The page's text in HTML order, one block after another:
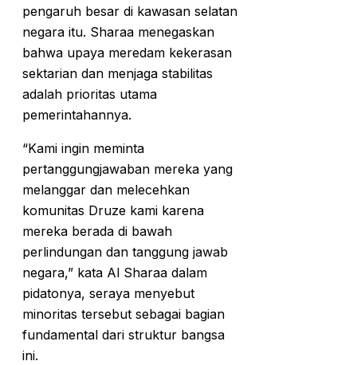
pengaruh besar di kawasan selatan
negara itu. Sharaa menegaskan
bahwa upaya meredam kekerasan
sektarian dan menjaga stabilitas
adalah prioritas utama
pemerintahannya.
“Kami ingin meminta
pertanggungjawaban mereka yang
melanggar dan melecehkan
komunitas Druze kami karena
mereka berada di bawah
perlindungan dan tanggung jawab
negara,” kata Al Sharaa dalam
pidatonya, seraya menyebut
minoritas tersebut sebagai bagian
fundamental dari struktur bangsa
ini.